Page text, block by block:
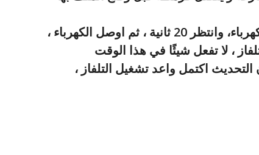
، ثم اوصل الكهرباء
، لا تفعل شيئًا في هذا الوقت
اكتمل واعد تشغيل التلفاز